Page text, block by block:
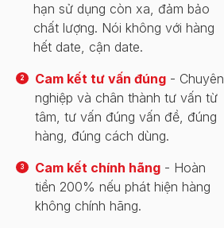
hạn sử dụng còn xa, đảm bảo
chất lượng. Nói không với hàng
hết date, cận date.
2 Cam kết tư vấn đúng - Chuyên
nghiệp và chân thành tư vấn từ
tâm, tư vấn đúng vấn đề, đúng
hàng, đúng cách dùng.
3 Cam kết chính hãng - Hoàn
tiền 200% nếu phát hiện hàng
không chính hãng.